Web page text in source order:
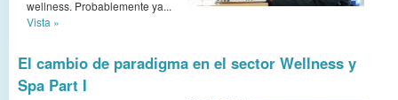
wellness. Probablemente ya...
Vista »
El cambio de paradigma en el sector Wellness y
Spa Part I